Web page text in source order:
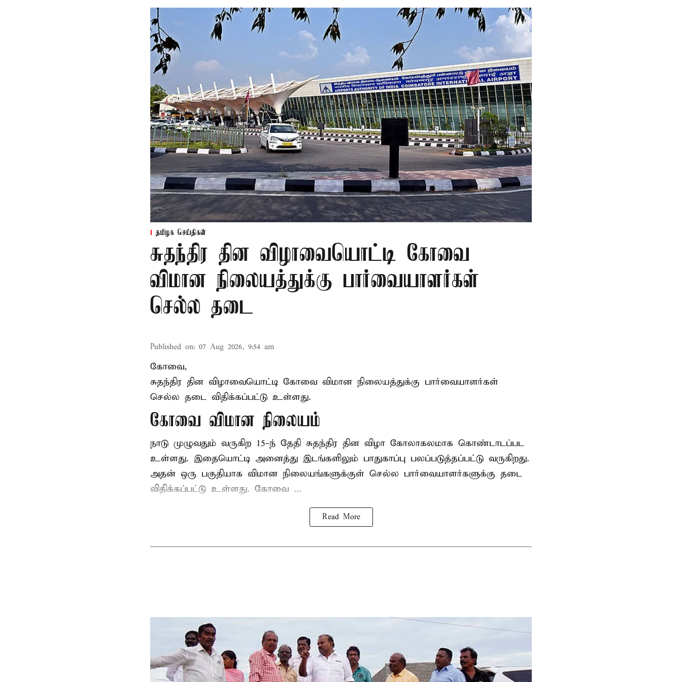
தமிழக செய்திகள்
சுதந்திர தின விழாவையொட்டி கோவை
விமான நிலையத்துக்கு பார்வையாளர்கள்
செல்ல தடை
Published on: 07 Aug 2026, 9:54 am
கோவை,
சுதந்திர தின விழாவையொட்டி கோவை விமான நிலையத்துக்கு பார்வையாளர்கள்
செல்ல தடை விதிக்கப்பட்டு உள்ளது.
கோவை விமான நிலையம்
நாடு முழுவதும் வருகிற 15-ந் தேதி சுதந்திர தின விழா கோலாகலமாக கொண்டாடப்பட
உள்ளது. இதையொட்டி அனைத்து இடங்களிலும் பாதுகாப்பு பலப்படுத்தப்பட்டு வருகிறது.
அதன் ஒரு பகுதியாக விமான நிலையங்களுக்குள் செல்ல பார்வையாளர்களுக்கு தடை
விதிக்கப்பட்டு உள்ளது. கோவை ...
Read More